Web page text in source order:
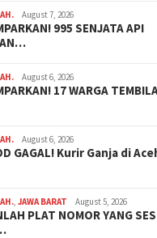
August 7, 2026
995 SENJATA API
August 6, 2026
17 WARGA
August 6, 2026
GAGAL! Kurir Ganja di
, JAWA BARAT August 5, 2026
PLAT NOMOR YANG